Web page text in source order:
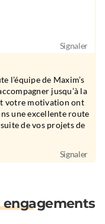
Signaler
l’équipe de Maxim’s
jusqu’à la
votre motivation ont
une excellente route
de vos projets de
Signaler